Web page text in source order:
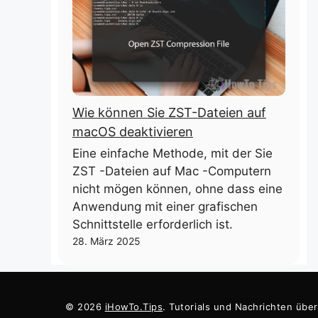
Wie können Sie ZST-Dateien auf
macOS deaktivieren
Eine einfache Methode, mit der Sie
ZST -Dateien auf Mac -Computern
nicht mögen können, ohne dass eine
Anwendung mit einer grafischen
Schnittstelle erforderlich ist.
28. März 2025
© 2026 iHowTo.Tips. Tutorials und Nachrichten